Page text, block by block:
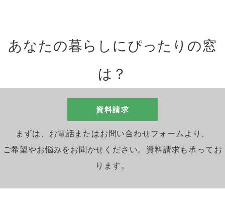
あなたの暮らしにぴったりの窓
は？
資料請求
まずは、お電話またはお問い合わせフォームより、
ご希望やお悩みをお聞かせください。資料請求も承ってお
ります。